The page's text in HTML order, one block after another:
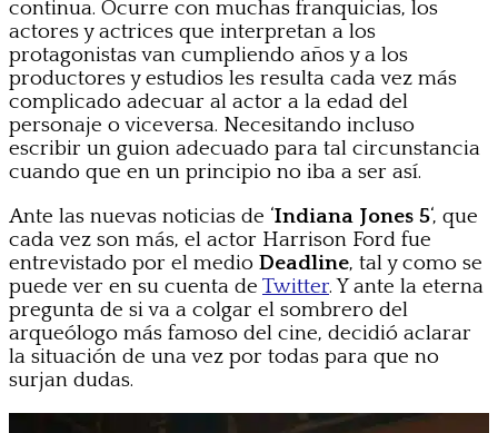
continua. Ocurre con muchas franquicias, los
actores y actrices que interpretan a los
protagonistas van cumpliendo años y a los
productores y estudios les resulta cada vez más
complicado adecuar al actor a la edad del
personaje o viceversa. Necesitando incluso
escribir un guion adecuado para tal circunstancia
cuando que en un principio no iba a ser así.
Ante las nuevas noticias de ‘Indiana Jones 5‘, que
cada vez son más, el actor Harrison Ford fue
entrevistado por el medio Deadline, tal y como se
puede ver en su cuenta de Twitter. Y ante la eterna
pregunta de si va a colgar el sombrero del
arqueólogo más famoso del cine, decidió aclarar
la situación de una vez por todas para que no
surjan dudas.